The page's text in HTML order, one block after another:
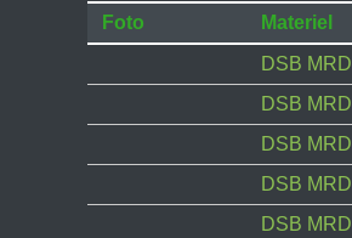
Foto Materiel
DSB
DSB
DSB
DSB
DSB